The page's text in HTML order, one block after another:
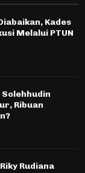
Kades
Melalui PTUN
Ribuan
Rudiana